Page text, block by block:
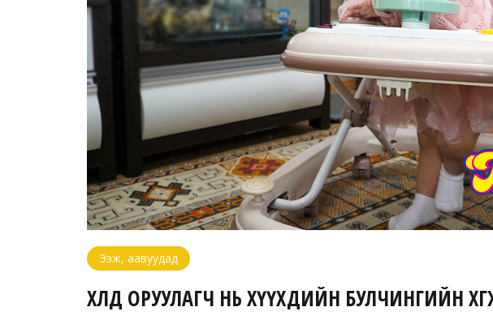
Ээж, аавуудад
ХӨЛД ОРУУЛАГЧ НЬ ХҮҮХДИЙН БУЛЧИНГИЙН